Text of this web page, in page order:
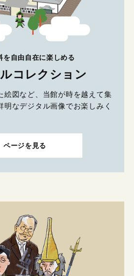
を自由自在に楽しめる
コレクション
絵図など、当館が時を越えて集
明なデジタル画像でお楽しみく
ページを見る